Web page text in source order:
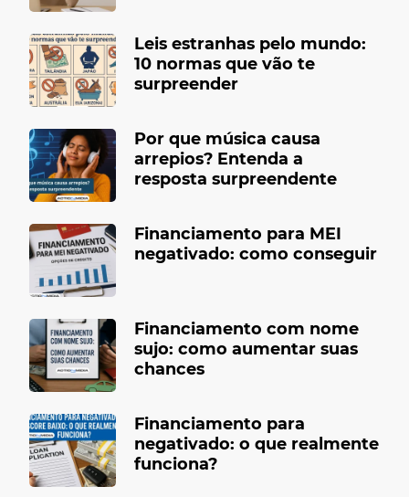
Leis estranhas pelo mundo:
10 normas que vão te
surpreender
Por que música causa
arrepios? Entenda a
resposta surpreendente
Financiamento para MEI
negativado: como conseguir
Financiamento com nome
sujo: como aumentar suas
chances
Financiamento para
negativado: o que realmente
funciona?